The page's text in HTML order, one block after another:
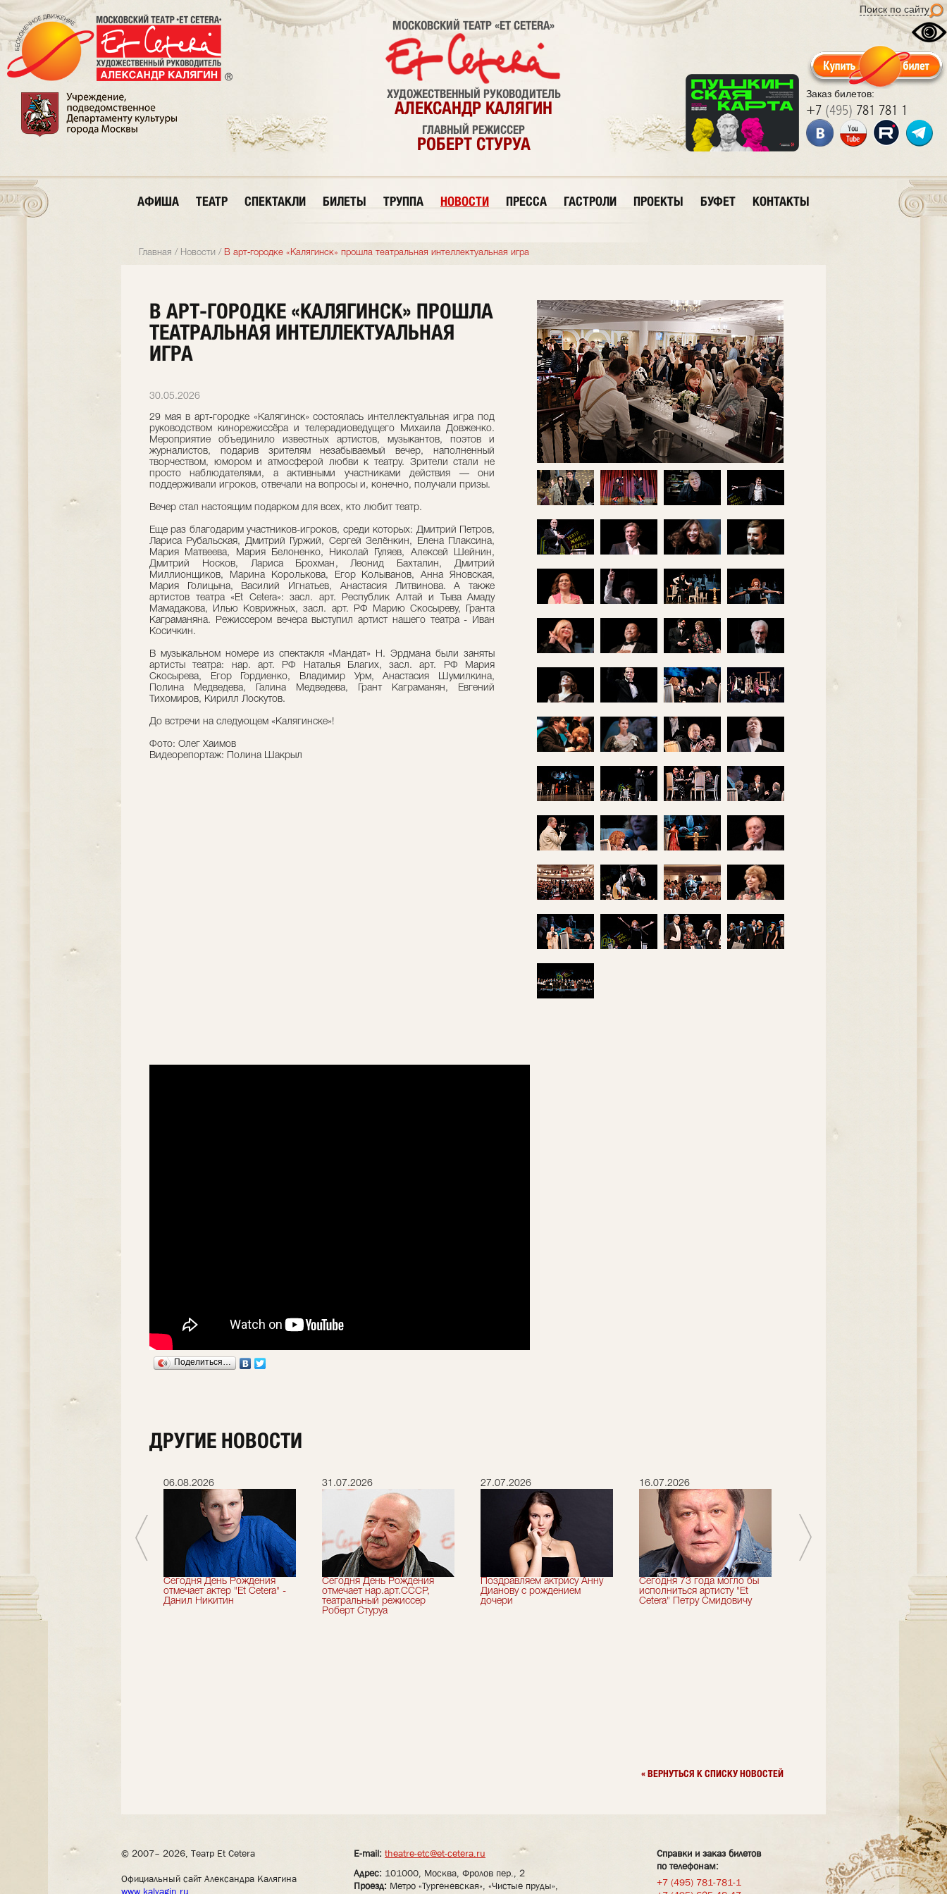
Поиск по сайту
Заказ билетов:
+7 (495) 781 781 1
МОСКОВСКИЙ ТЕАТР «ET CETERA»
ХУДОЖЕСТВЕННЫЙ РУКОВОДИТЕЛЬ
АЛЕКСАНДР КАЛЯГИН
ГЛАВНЫЙ РЕЖИССЕР
РОБЕРТ СТУРУА
АФИША ТЕАТР СПЕКТАКЛИ БИЛЕТЫ ТРУППА НОВОСТИ ПРЕССА ГАСТРОЛИ ПРОЕКТЫ БУФЕТ КОНТАКТЫ
Главная / Новости / В арт‑городке «Калягинск» прошла театральная интеллектуальная игра
В АРТ‑ГОРОДКЕ «КАЛЯГИНСК» ПРОШЛА
ТЕАТРАЛЬНАЯ ИНТЕЛЛЕКТУАЛЬНАЯ
ИГРА
30.05.2026
29 мая в арт‑городке «Калягинск» состоялась интеллектуальная игра под
руководством кинорежиссёра и телерадиоведущего Михаила Довженко.
Мероприятие объединило известных артистов, музыкантов, поэтов и
журналистов, подарив зрителям незабываемый вечер, наполненный
творчеством, юмором и атмосферой любви к театру. Зрители стали не
просто наблюдателями, а активными участниками действия — они
поддерживали игроков, отвечали на вопросы и, конечно, получали призы.
Вечер стал настоящим подарком для всех, кто любит театр.
Еще раз благодарим участников-игроков, среди которых: Дмитрий Петров,
Лариса Рубальская, Дмитрий Гуржий, Сергей Зелёнкин, Елена Плаксина,
Мария Матвеева, Мария Белоненко, Николай Гуляев, Алексей Шейнин,
Дмитрий Носков, Лариса Брохман, Леонид Бахталин, Дмитрий
Миллионщиков, Марина Королькова, Егор Колыванов, Анна Яновская,
Мария Голицына, Василий Игнатьев, Анастасия Литвинова. А также
артистов театра «Et Cetera»: засл. арт. Республик Алтай и Тыва Амаду
Мамадакова, Илью Коврижных, засл. арт. РФ Марию Скосыреву, Гранта
Каграманяна. Режиссером вечера выступил артист нашего театра - Иван
Косичкин.
В музыкальном номере из спектакля «Мандат» Н. Эрдмана были заняты
артисты театра: нар. арт. РФ Наталья Благих, засл. арт. РФ Мария
Скосырева, Егор Гордиенко, Владимир Урм, Анастасия Шумилкина,
Полина Медведева, Галина Медведева, Грант Каграманян, Евгений
Тихомиров, Кирилл Лоскутов.
До встречи на следующем «Калягинске»!
Фото: Олег Хаимов
Видеорепортаж: Полина Шакрыл
Поделиться…
ДРУГИЕ НОВОСТИ
театральный сезон!
06.08.2026
Сегодня День Рождения
отмечает актер "Et Cetera" -
Данил Никитин
31.07.2026
Сегодня День Рождения
отмечает нар.арт.СССР,
театральный режиссер
Роберт Стуруа
27.07.2026
Поздравляем актрису Анну
Дианову с рождением
дочери
16.07.2026
Сегодня 73 года могло бы
исполниться артисту "Et
Cetera" Петру Смидовичу
отмечает актер "Et Cetera" -
« ВЕРНУТЬСЯ К СПИСКУ НОВОСТЕЙ
© 2007– 2026, Театр Et Cetera
Официальный сайт Александра Калягина
www.kalyagin.ru
E-mail: theatre-etc@et-cetera.ru
Адрес: 101000, Москва, Фролов пер., 2
Проезд: Метро «Тургеневская», «Чистые пруды»,
Справки и заказ билетов
по телефонам:
+7 (495) 781-781-1